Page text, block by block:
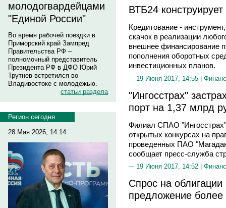
молодогвардейцами
"Единой России"
Во время рабочей поездки в
Приморский край Зампред
Правительства РФ –
полномочный представитель
Президента РФ в ДФО Юрий
Трутнев встретился во
Владивостоке с молодежью.
статьи раздела
Регион сегодня
28 Мая 2026, 14:14
ВТБ24
Кредитование -
скачок в реализации
внешнее финансирование
пополнения оборотных
инвестиционных планов.
19 Июня 2017, 14:55 |
"Ингосстрах"
порт на 1,37 млрд
Филиал СПАО
открытых конкурсах на
проведенных ПАО
сообщает пресс-служба
19 Июня 2017, 14:52 |
Спрос на
предложение